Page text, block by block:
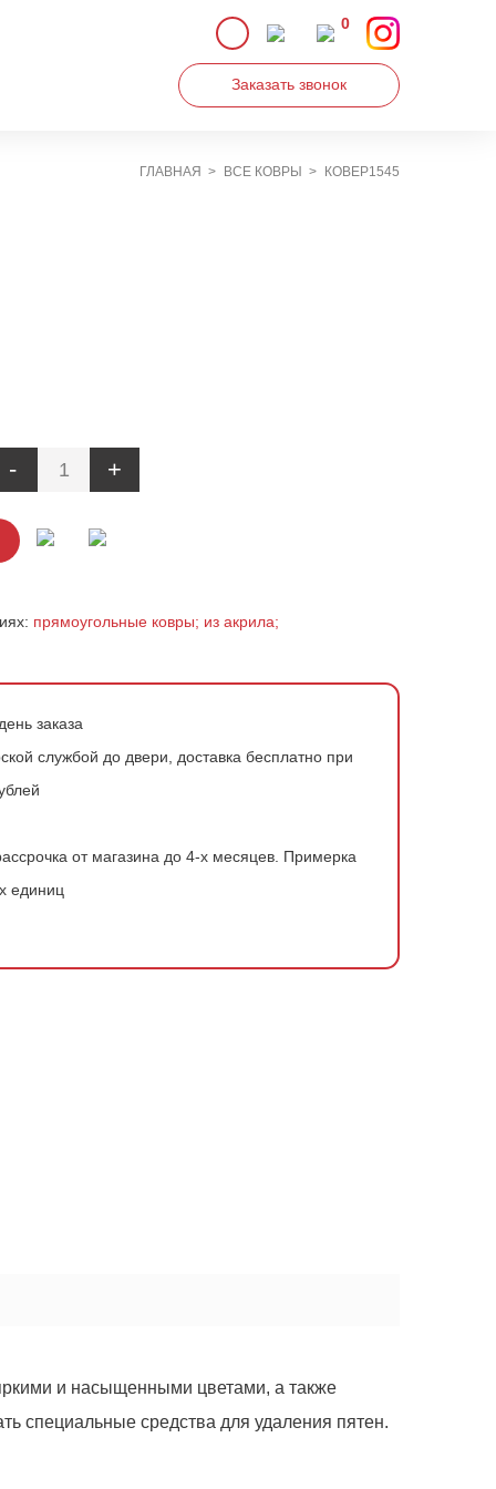
0
Заказать звонок
ГЛАВНАЯ ВСЕ КОВРЫ КОВЕР1545
- +
прямоугольные ковры; из акрила;
заказа
службой до двери, доставка бесплатно при
от магазина до 4-х месяцев. Примерка
единиц
и насыщенными цветами, а также
специальные средства для удаления пятен.